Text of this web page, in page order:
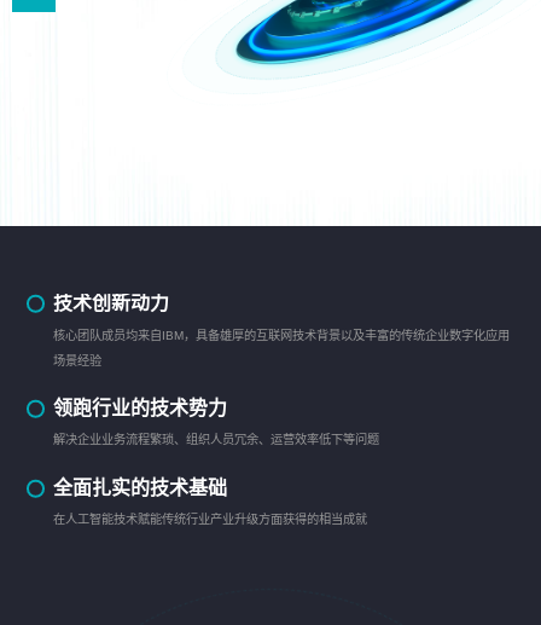
技术创新动力
核心团队成员均来自IBM，具备雄厚的互联网技术背景以及丰富的传统企业数字化应用
场景经验
领跑行业的技术势力
解决企业业务流程繁琐、组织人员冗余、运营效率低下等问题
全面扎实的技术基础
在人工智能技术赋能传统行业产业升级方面获得的相当成就